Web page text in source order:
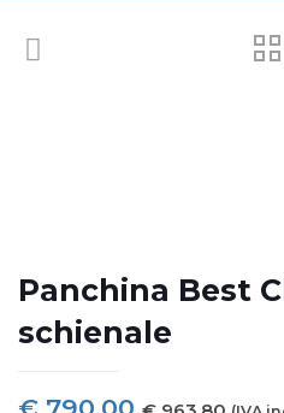
Panchina Best
schienale